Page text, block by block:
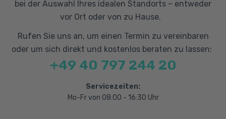
bei der Auswahl Ihres idealen Standorts – entweder
vor Ort oder von zu Hause.
Rufen Sie uns an, um einen Termin zu vereinbaren
oder um sich direkt und kostenlos beraten zu lassen:
+49 40 797 244 20
Servicezeiten:
Mo-Fr von 08:00 - 16:30 Uhr